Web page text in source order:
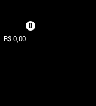
0
R$ 0,00